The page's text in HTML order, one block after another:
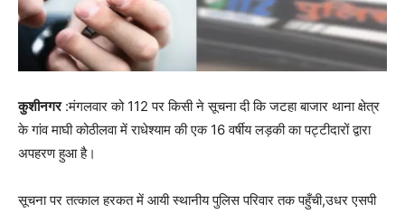
कुशीनगर:मंगलवार को 112 पर किसी ने सूचना दी कि जटहा बाजार थाना क्षेत्र
के गांव माघी कोठीलवा में राधेश्याम की एक 16 वर्षीय लड़की का पट्टीदारों द्वारा
अपहरण हुआ है।
सूचना पर तत्काल हरकत में आयी स्थानीय पुलिस परिवार तक पहुँची,उधर एसपी